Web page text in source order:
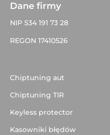
Dane firmy
NIP 534 191 73 28
REGON 17410526
Chiptuning aut
Chiptuning TIR
Keyless protector
Kasowniki błędów